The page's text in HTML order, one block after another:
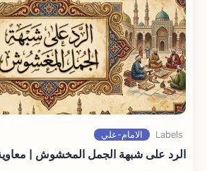
الرد على شبهة الجمل المخشوش |